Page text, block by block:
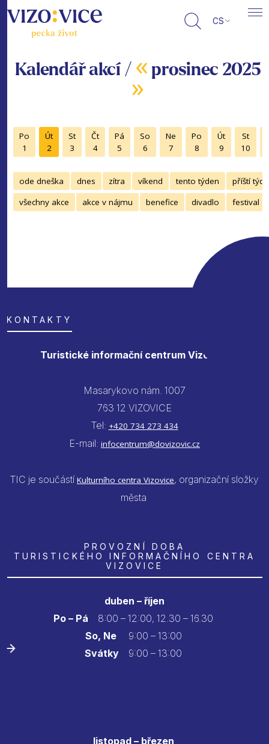
CS
Kalendář akcí / « prosinec 2025
»
Po
1
Út
2
St
3
Čt
4
Pá
5
So
6
Ne
7
Po
8
Út
9
St
10
ode dneška dnes zítra víkend tento týden
příští
všechny akce
akce v nájmu benefice divadlo festival
KONTAKTY
Turistické informační centrum Vizovice
Masarykovo nám. 1007
763 12 VIZOVICE
Tel: +420 734 273 434
E-mail: infocentrum@dovizovic.cz
TIC je součástí Kulturního centra Vizovice, organizační složky
města
PROVOZNÍ DOBA
TURISTICKÉHO INFORMAČNÍHO CENTRA
VIZOVICE
duben – říjen
Po – Pá
8:00 – 12:00, 12.30 – 16.30
So, Ne9:00 – 13:00
Svátky 9:00 – 13:00
listopad – březen